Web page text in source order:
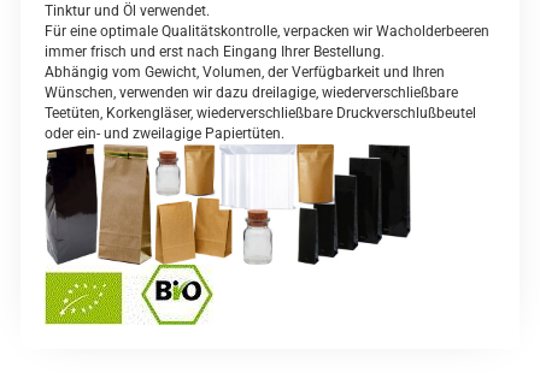
Tinktur und Öl verwendet.
Für eine optimale Qualitätskontrolle, verpacken wir Wacholderbeeren
immer frisch und erst nach Eingang Ihrer Bestellung.
Abhängig vom Gewicht, Volumen, der Verfügbarkeit und Ihren
Wünschen, verwenden wir dazu dreilagige, wiederverschließbare
Teetüten, Korkengläser, wiederverschließbare Druckverschlußbeutel
oder ein- und zweilagige Papiertüten.